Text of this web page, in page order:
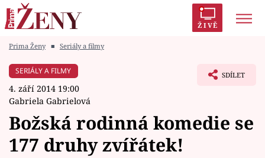
ŽIVĚ
Módní alarm
Témata
Prima Ženy ■ Seriály a filmy
SERIÁLY A FILMY
4. září 2014 19:00
Gabriela Gabrielová
SDÍLET
Božská rodinná komedie se
177 druhy zvířátek!